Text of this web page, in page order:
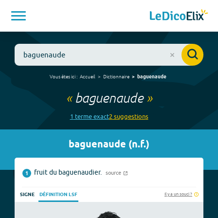
Vous êtes ici : Accueil Dictionnaire baguenaude
« baguenaude»
1 termeexact2 suggestions
baguenaude (n.f.)
1 fruit du baguenaudier. source
SIGNE DÉFINITION LSF Il y a un souci ?